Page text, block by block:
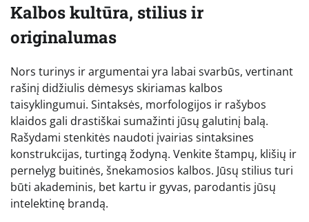
Kalbos kultūra, stilius ir
originalumas
Nors turinys ir argumentai yra labai svarbūs, vertinant
rašinį didžiulis dėmesys skiriamas kalbos
taisyklingumui. Sintaksės, morfologijos ir rašybos
klaidos gali drastiškai sumažinti jūsų galutinį balą.
Rašydami stenkitės naudoti įvairias sintaksines
konstrukcijas, turtingą žodyną. Venkite štampų, klišių ir
pernelyg buitinės, šnekamosios kalbos. Jūsų stilius turi
būti akademinis, bet kartu ir gyvas, parodantis jūsų
intelektinę brandą.